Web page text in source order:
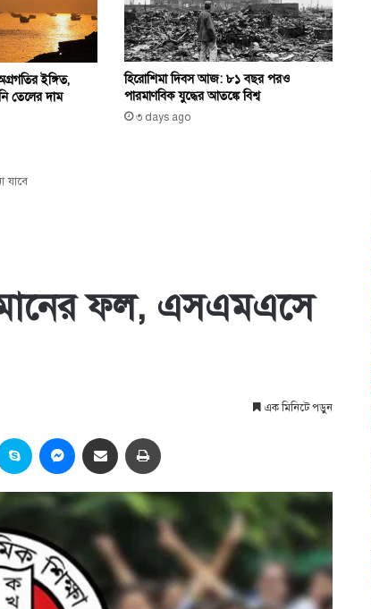
ইঙ্গিত,
তেলের দাম
হিরোশিমা দিবস আজ: ৮১ বছর পরও
পারমাণবিক যুদ্ধের আতঙ্কে বিশ্ব
৩ days ago